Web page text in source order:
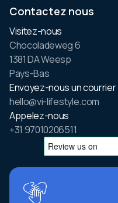
Contactez nous
Visitez-nous
Chocoladeweg 6
1381 DA Weesp
Pays-Bas
Envoyez-nous un courrier
hello@vi-lifestyle.com
Appelez-nous
+31 97010206511